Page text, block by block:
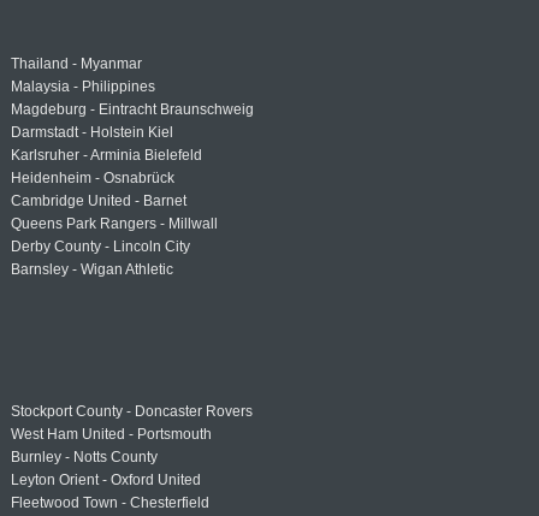
Thailand - Myanmar
Malaysia - Philippines
Magdeburg - Eintracht Braunschweig
Darmstadt - Holstein Kiel
Karlsruher - Arminia Bielefeld
Heidenheim - Osnabrück
Cambridge United - Barnet
Queens Park Rangers - Millwall
Derby County - Lincoln City
Barnsley - Wigan Athletic
Stockport County - Doncaster Rovers
West Ham United - Portsmouth
Burnley - Notts County
Leyton Orient - Oxford United
Fleetwood Town - Chesterfield